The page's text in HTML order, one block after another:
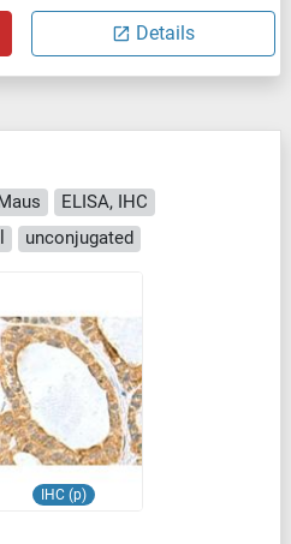
Details
ELISA, IHC
unconjugated
IHC (p)